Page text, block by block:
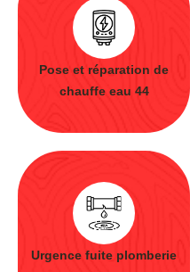
Pose et réparation de
chauffe eau 44
Urgence fuite plomberie